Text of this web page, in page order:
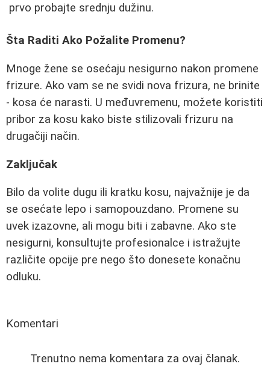
prvo probajte srednju dužinu.
Šta Raditi Ako Požalite Promenu?
Mnoge žene se osećaju nesigurno nakon promene
frizure. Ako vam se ne svidi nova frizura, ne brinite
- kosa će narasti. U međuvremenu, možete koristiti
pribor za kosu kako biste stilizovali frizuru na
drugačiji način.
Zaključak
Bilo da volite dugu ili kratku kosu, najvažnije je da
se osećate lepo i samopouzdano. Promene su
uvek izazovne, ali mogu biti i zabavne. Ako ste
nesigurni, konsultujte profesionalce i istražujte
različite opcije pre nego što donesete konačnu
odluku.
Komentari
Trenutno nema komentara za ovaj članak.